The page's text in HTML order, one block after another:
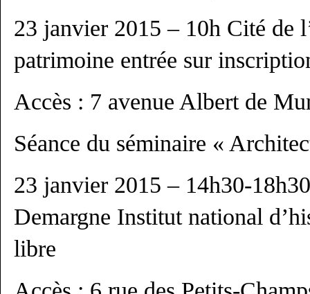
23 janvier 2015 – 10h Cité de
patrimoine entrée sur
Accès : 7 avenue Albert de
Séance du séminaire «
23 janvier 2015 – 14h30-
Demargne Institut national
libre